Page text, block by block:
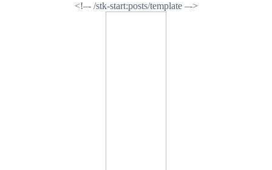
<!–- /stk-start:posts/template –->